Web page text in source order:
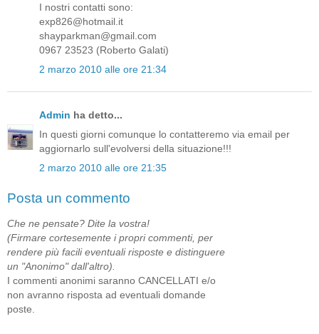
I nostri contatti sono:
exp826@hotmail.it
shayparkman@gmail.com
0967 23523 (Roberto Galati)
2 marzo 2010 alle ore 21:34
Admin ha detto...
In questi giorni comunque lo contatteremo via email per
aggiornarlo sull'evolversi della situazione!!!
2 marzo 2010 alle ore 21:35
Posta un commento
Che ne pensate? Dite la vostra!
(Firmare cortesemente i propri commenti, per
rendere più facili eventuali risposte e distinguere
un "Anonimo" dall'altro).
I commenti anonimi saranno CANCELLATI e/o
non avranno risposta ad eventuali domande
poste.